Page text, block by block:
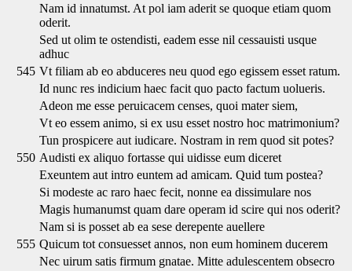
Nam id innatumst. At pol iam aderit se quoque etiam quom
oderit.
Sed ut olim te ostendisti, eadem esse nil cessauisti usque
adhuc
545 Vt filiam ab eo abduceres neu quod ego egissem esset ratum.
Id nunc res indicium haec facit quo pacto factum uolueris.
Adeon me esse peruicacem censes, quoi mater siem,
Vt eo essem animo, si ex usu esset nostro hoc matrimonium?
Tun prospicere aut iudicare. Nostram in rem quod sit potes?
550 Audisti ex aliquo fortasse qui uidisse eum diceret
Exeuntem aut intro euntem ad amicam. Quid tum postea?
Si modeste ac raro haec fecit, nonne ea dissimulare nos
Magis humanumst quam dare operam id scire qui nos oderit?
Nam si is posset ab ea sese derepente auellere
555 Quicum tot consuesset annos, non eum hominem ducerem
Nec uirum satis firmum gnatae. Mitte adulescentem obsecro